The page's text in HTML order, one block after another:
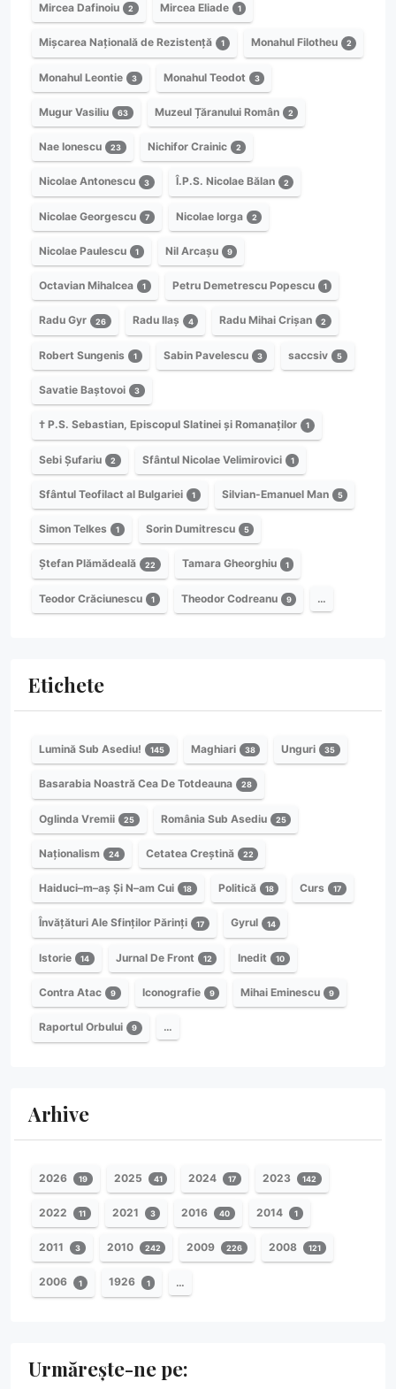
Mircea Dafinoiu 2 Mircea Eliade 1
Mișcarea Națională de Rezistență 1 Monahul Filotheu 2
Monahul Leontie 3 Monahul Teodot 3
Mugur Vasiliu 63 Muzeul Țăranului Român 2
Nae Ionescu 23 Nichifor Crainic 2
Nicolae Antonescu 3 Î.P.S. Nicolae Bălan 2
Nicolae Georgescu 7 Nicolae Iorga 2
Nicolae Paulescu 1 Nil Arcașu 9
Octavian Mihalcea 1 Petru Demetrescu Popescu 1
Radu Gyr 26 Radu Ilaș 4 Radu Mihai Crișan 2
Robert Sungenis 1 Sabin Pavelescu 3 saccsiv 5
Savatie Baștovoi 3
† P.S. Sebastian, Episcopul Slatinei și Romanaților 1
Sebi Șufariu 2 Sfântul Nicolae Velimirovici 1
Sfântul Teofilact al Bulgariei 1 Silvian-Emanuel Man 5
Simon Telkes 1 Sorin Dumitrescu 5
Ștefan Plămădeală 22 Tamara Gheorghiu 1
Teodor Crăciunescu 1 Theodor Codreanu 9 …
Etichete
Lumină Sub Asediu! 145 Maghiari 38 Unguri 35
Basarabia Noastră Cea De Totdeauna 28
Oglinda Vremii 25 România Sub Asediu 25
Naționalism 24 Cetatea Creștină 22
Haiduci–m–aș Și N–am Cui 18 Politică 18 Curs 17
Învățături Ale Sfinților Părinți 17 Gyrul 14
Istorie 14 Jurnal De Front 12 Inedit 10
Contra Atac 9 Iconografie 9 Mihai Eminescu 9
Raportul Orbului 9 …
Arhive
2026 19 2025 41 2024 17 2023 142
2022 11 2021 3 2016 40 2014 1
2011 3 2010 242 2009 226 2008 121
2006 1 1926 1 …
Urmărește-ne pe: